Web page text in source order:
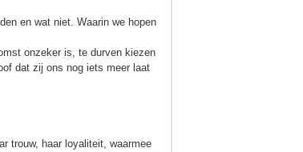
en wat niet. Waarin we hopen
onzeker is, te durven kiezen
dat zij ons nog iets meer laat
trouw, haar loyaliteit, waarmee